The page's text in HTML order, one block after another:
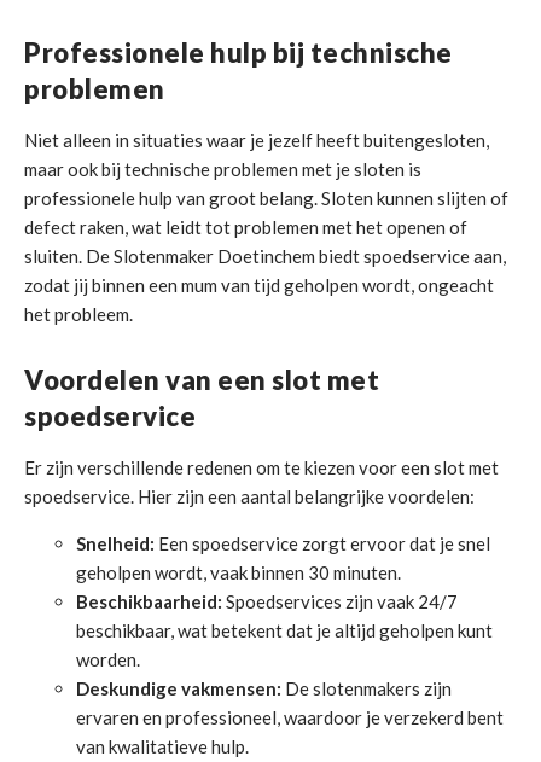
Professionele hulp bij technische
problemen
Niet alleen in situaties waar je jezelf heeft buitengesloten,
maar ook bij technische problemen met je sloten is
professionele hulp van groot belang. Sloten kunnen slijten of
defect raken, wat leidt tot problemen met het openen of
sluiten. De Slotenmaker Doetinchem biedt spoedservice aan,
zodat jij binnen een mum van tijd geholpen wordt, ongeacht
het probleem.
Voordelen van een slot met
spoedservice
Er zijn verschillende redenen om te kiezen voor een slot met
spoedservice. Hier zijn een aantal belangrijke voordelen:
Snelheid: Een spoedservice zorgt ervoor dat je snel
geholpen wordt, vaak binnen 30 minuten.
Beschikbaarheid: Spoedservices zijn vaak 24/7
beschikbaar, wat betekent dat je altijd geholpen kunt
worden.
Deskundige vakmensen: De slotenmakers zijn
ervaren en professioneel, waardoor je verzekerd bent
van kwalitatieve hulp.